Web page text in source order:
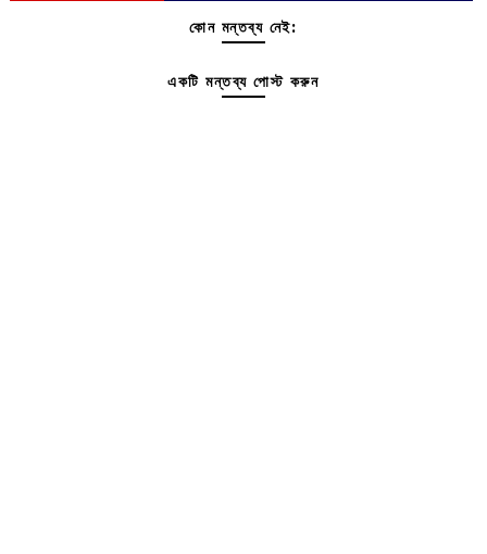
কোন মন্তব্য নেই:
একটি মন্তব্য পোস্ট করুন